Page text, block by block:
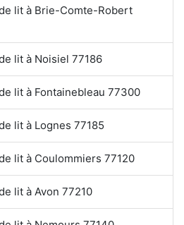
lit à Brie-Comte-Robert
lit à Noisiel 77186
lit à Fontainebleau 77300
lit à Lognes 77185
lit à Coulommiers 77120
lit à Avon 77210